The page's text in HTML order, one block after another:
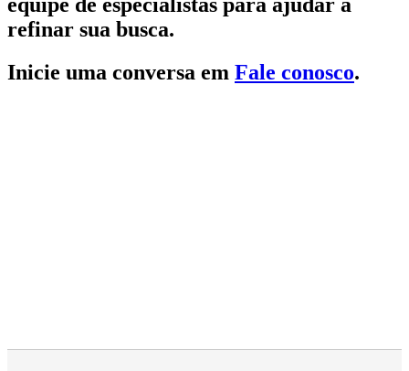
refinar sua busca.
Inicie uma conversa em Fale conosco.